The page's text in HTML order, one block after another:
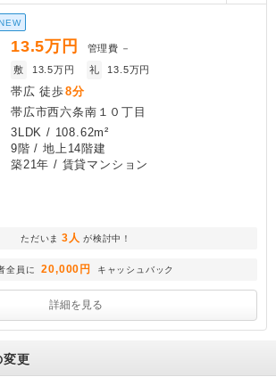
13.5万円 管理費 －
敷
13.5万円 礼 13.5万円
帯広 徒歩8分
帯広市西六条南１０丁目
3LDK / 108.62m²
9階 / 地上14階建
築21年 / 賃貸マンション
ただいま 3人 が検討中！
全員に 20,000円 キャッシュバック
詳細を見る
変更